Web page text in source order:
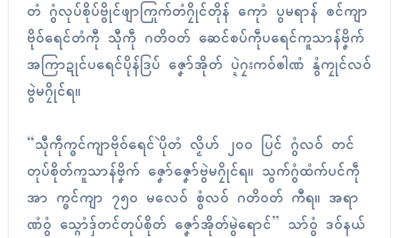
တံ ဂွံလုပ်စိုပ်ဗွိုၚ်ဖျာကြုက်တံဂၠိုၚ်တိုန် ကေုာံ ပွမရာန် ၜင်ကျာ
ဗိုဝ်ရေၚ်တံကီု သီုကဵု ဂတိဝတ် ဆေၚ်စပ်ကဵုပရေၚ်ကူသာန်ဗၞိက်
အကြာဍုၚ်ပရေၚ်ပိုန်ဒြပ် ဇၞော်အိုတ် ပ္ဍဲဂၠးကဝ်ၜါဏံ နွံကၠုၚ်လဝ်
ဗွဲမဂၠိုၚ်ရ။
“သီုကဵုက္ၜၚ်ကျာဗိုဝ်ရေၚ်ပိုဲတံ လၟိဟ် ၂၀၀ ပြၚ် ဂွံလဝ် တင်
တုပ်စိုတ်ကူသာန်ဗၞိက် ဇၞော်ဇၞော်ဗွဲမဂၠိုၚ်ရ။ သွက်ဂွံထံက်ပၚ်ကဵု
အာ က္ၜၚ်ကျာ ၇၅၀ မလေဝ် စွံလဝ် ဂတိဝတ် ကီရ။ အရာ
ဏံဝွံ သ္ဂောံဒှ်တင်တုပ်စိုတ် ဇၞော်အိုတ်မွဲရောၚ်” သာ်ဝွံ ဒဝ်နယ်